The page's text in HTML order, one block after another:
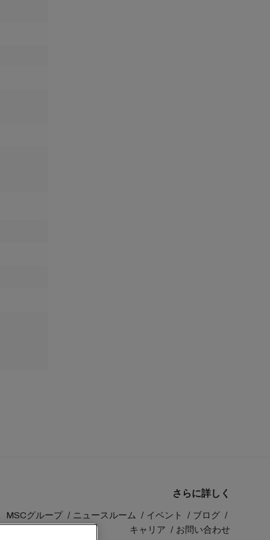
さらに詳しく
MSCグループ ニュースルーム イベント
ブログ
キャリア
お問い合わせ